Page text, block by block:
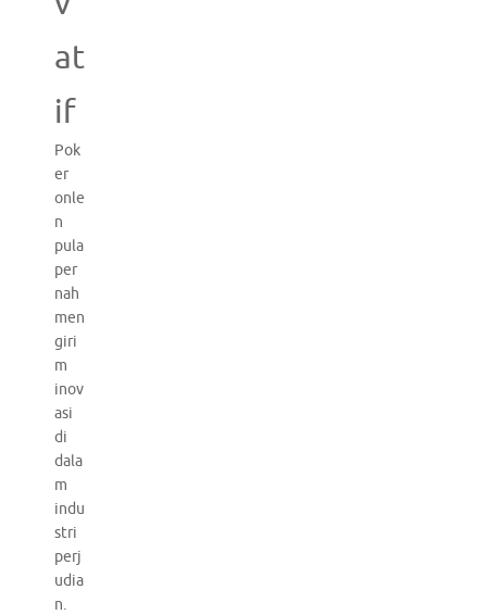
at
if
Pok
er
onle
n
pula
per
nah
men
giri
m
inov
asi
di
dala
m
indu
stri
perj
udia
n.